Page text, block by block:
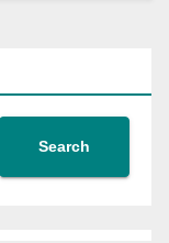
Search